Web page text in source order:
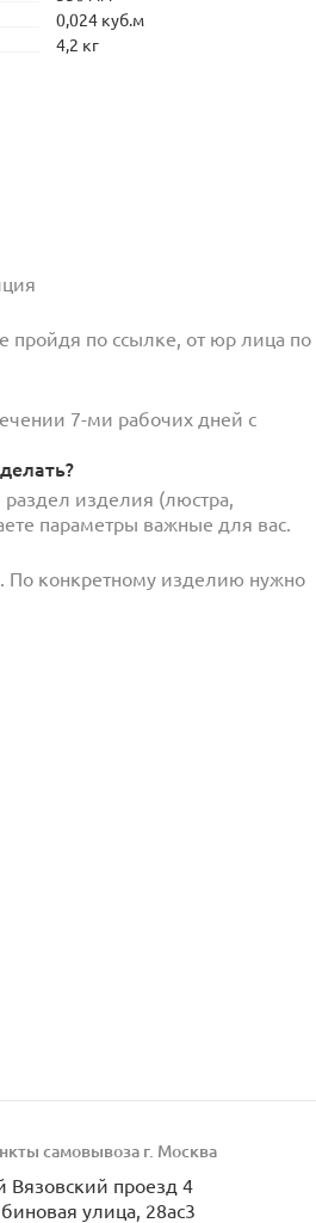
0,024 куб.м
4,2 кг
пройдя по ссылке, от юр лица по
7-ми рабочих дней с
раздел изделия (люстра,
параметры важные для вас.
По конкретному изделию нужно
самовывоза г. Москва
Вязовский проезд 4
улица, 28ас3